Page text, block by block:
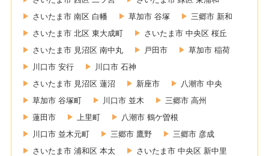
さいたま市 南区 白幡
草加市 谷塚
三郷市 新和
さいたま市 北区 東大成町
さいたま市 中央区 桜丘
さいたま市 見沼区 南中丸
戸田市
草加市 稲荷
川口市 安行
川口市 石神
さいたま市 見沼区 蓮沼
新座市
八潮市 中央
草加市 谷塚町
川口市 並木
三郷市 高州
蓮田市
上里町
八潮市 鶴ケ曽根
川口市 並木元町
三郷市 鷹野
三郷市 彦成
さいたま市 浦和区 本太
さいたま市 中央区 新中里